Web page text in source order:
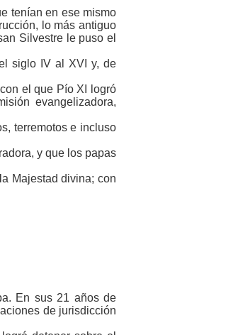
tenían en ese mismo
lo más antiguo
Silvestre le puso el
siglo IV al XVI y, de
el que Pío XI logró
evangelizadora,
terremotos e incluso
y que los papas
Majestad divina; con
En sus 21 años de
de jurisdicción